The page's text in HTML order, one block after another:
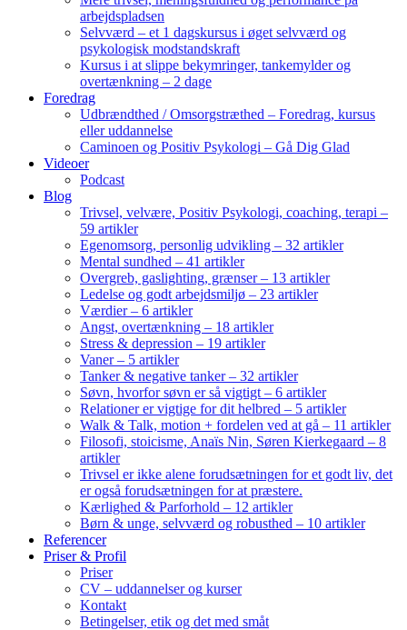
arbejdspladsen
Selvværd – et 1 dagskursus i øget selvværd og
psykologisk modstandskraft
Kursus i at slippe bekymringer, tankemylder og
overtænkning – 2 dage
Foredrag
Udbrændthed / Omsorgstræthed – Foredrag, kursus
eller uddannelse
Caminoen og Positiv Psykologi – Gå Dig Glad
Videoer
Podcast
Blog
Trivsel, velvære, Positiv Psykologi, coaching, terapi –
59 artikler
Egenomsorg, personlig udvikling – 32 artikler
Mental sundhed – 41 artikler
Overgreb, gaslighting, grænser – 13 artikler
Ledelse og godt arbejdsmiljø – 23 artikler
Værdier – 6 artikler
Angst, overtænkning – 18 artikler
Stress & depression – 19 artikler
Vaner – 5 artikler
Tanker & negative tanker – 32 artikler
Søvn, hvorfor søvn er så vigtigt – 6 artikler
Relationer er vigtige for dit helbred – 5 artikler
Walk & Talk, motion + fordelen ved at gå – 11 artikler
Filosofi, stoicisme, Anaïs Nin, Søren Kierkegaard – 8
artikler
Trivsel er ikke alene forudsætningen for et godt liv, det
er også forudsætningen for at præstere.
Kærlighed & Parforhold – 12 artikler
Børn & unge, selvværd og robusthed – 10 artikler
Referencer
Priser & Profil
Priser
CV – uddannelser og kurser
Kontakt
Betingelser, etik og det med småt